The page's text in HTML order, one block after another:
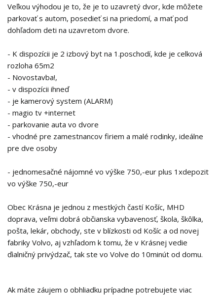
Veľkou výhodou je to, že je to uzavretý dvor, kde môžete
parkovať s autom, posedieť si na priedomí, a mať pod
dohľadom deti na uzavretom dvore.
- K dispozícii je 2 izbový byt na 1.poschodí, kde je celková
rozloha 65m2
- Novostavba!,
- v dispozícii ihneď
- je kamerový system (ALARM)
- magio tv +internet
- parkovanie auta vo dvore
- vhodné pre zamestnancov firiem a malé rodinky, ideálne
pre dve osoby
- jednomesačné nájomné vo výške 750,-eur plus 1xdepozit
vo výške 750,-eur
Obec Krásna je jednou z mestkých častí Košíc, MHD
doprava, veľmi dobrá občianska vybavenosť, škola, škôlka,
pošta, lekár, obchody, ste v blízkosti od Košíc a od novej
fabriky Volvo, aj vzhľadom k tomu, že v Krásnej vedie
ďialničný privýdzač, tak ste vo Volve do 10minút od domu.
Ak máte záujem o obhliadku prípadne potrebujete viac